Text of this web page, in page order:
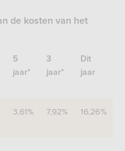
de kosten van het
5
jaar*
3
jaar*
Dit
jaar
3,61% 7,92% 16,26%